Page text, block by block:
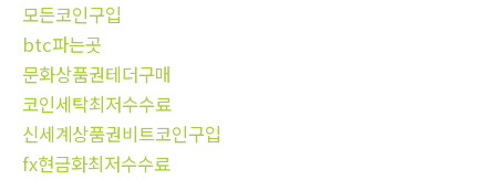
모든코인구입
btc파는곳
문화상품권테더구매
코인세탁최저수수료
신세계상품권비트코인구입
fx현금화최저수수료